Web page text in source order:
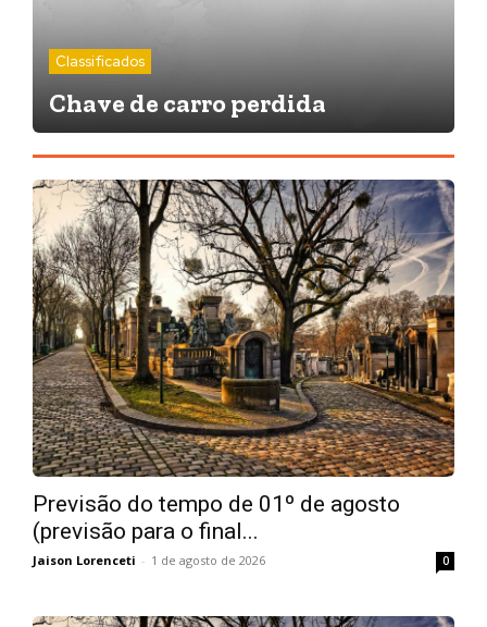
Classificados
Chave de carro perdida
Previsão do tempo de 01º de agosto
(previsão para o final...
Jaison Lorenceti - 1 de agosto de 2026 0